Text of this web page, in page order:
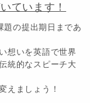
ています！
題の提出期日まであ
想いを英語で世界
統的なスピーチ大
えましょう！